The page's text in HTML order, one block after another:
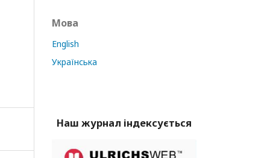
Мова
English
Українська
Наш журнал індексується